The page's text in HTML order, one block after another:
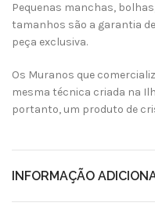
Pequenas manchas,
tamanhos são a garantia
peça exclusiva.
Os Muranos que
mesma técnica criada na
portanto, um produto de
INFORMAÇÃO